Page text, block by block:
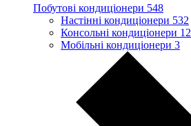
Побутові кондиціонери 548
Настінні кондиціонери 532
Консольні кондиціонери 12
Мобільні кондиціонери 3